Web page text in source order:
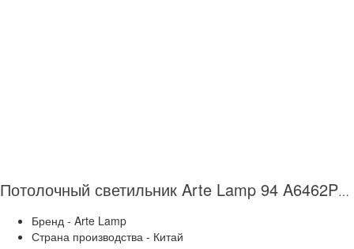
Потолочный светильник Arte Lamp 94 A6462PL-2CK
Бренд - Arte Lamp
Страна производства - Китай